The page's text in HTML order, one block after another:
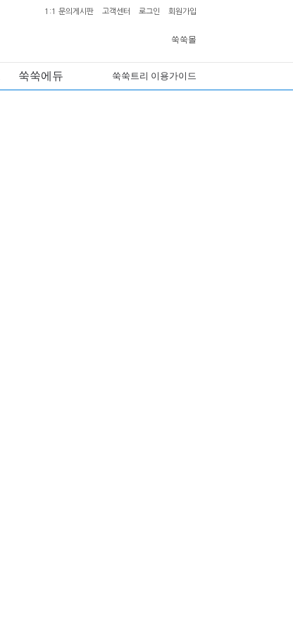
1:1 문의게시판 고객센터 로그인 회원가입
쑥쑥몰
쑥쑥에듀 쑥쑥트리 이용가이드